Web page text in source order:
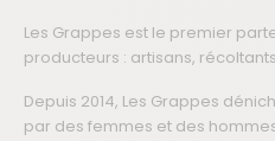
Les Grappes est le premier
producteurs : artisans,
Depuis 2014, Les Grappes
par des femmes et des